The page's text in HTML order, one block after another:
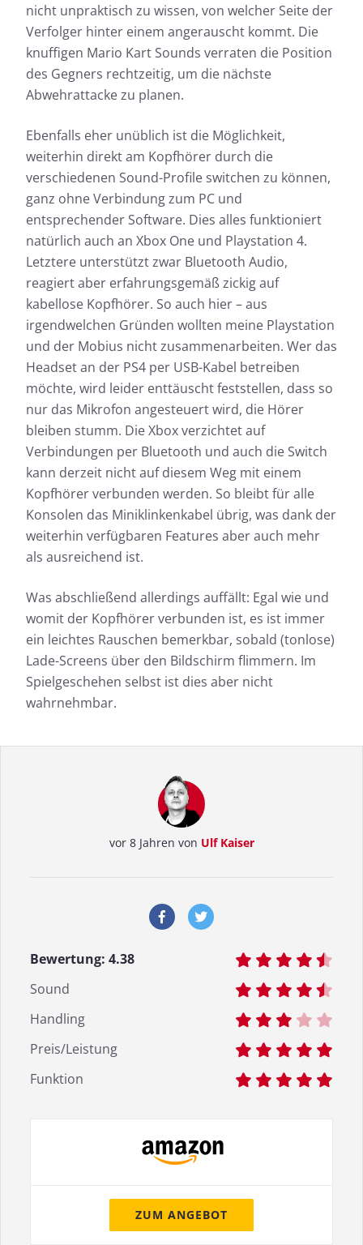
nicht unpraktisch zu wissen, von welcher Seite der
Verfolger hinter einem angerauscht kommt. Die
knuffigen Mario Kart Sounds verraten die Position
des Gegners rechtzeitig, um die nächste
Abwehrattacke zu planen.
Ebenfalls eher unüblich ist die Möglichkeit,
weiterhin direkt am Kopfhörer durch die
verschiedenen Sound-Profile switchen zu können,
ganz ohne Verbindung zum PC und
entsprechender Software. Dies alles funktioniert
natürlich auch an Xbox One und Playstation 4.
Letztere unterstützt zwar Bluetooth Audio,
reagiert aber erfahrungsgemäß zickig auf
kabellose Kopfhörer. So auch hier – aus
irgendwelchen Gründen wollten meine Playstation
und der Mobius nicht zusammenarbeiten. Wer das
Headset an der PS4 per USB-Kabel betreiben
möchte, wird leider enttäuscht feststellen, dass so
nur das Mikrofon angesteuert wird, die Hörer
bleiben stumm. Die Xbox verzichtet auf
Verbindungen per Bluetooth und auch die Switch
kann derzeit nicht auf diesem Weg mit einem
Kopfhörer verbunden werden. So bleibt für alle
Konsolen das Miniklinkenkabel übrig, was dank der
weiterhin verfügbaren Features aber auch mehr
als ausreichend ist.
Was abschließend allerdings auffällt: Egal wie und
womit der Kopfhörer verbunden ist, es ist immer
ein leichtes Rauschen bemerkbar, sobald (tonlose)
Lade-Screens über den Bildschirm flimmern. Im
Spielgeschehen selbst ist dies aber nicht
wahrnehmbar.
vor 8 Jahren von Ulf Kaiser
Bewertung: 4.38
Sound
Handling
Preis/Leistung
Funktion
ZUM ANGEBOT